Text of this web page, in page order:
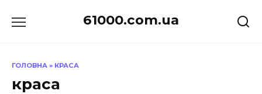
до
61000.com.ua
ГОЛОВНА » КРАСА
краса